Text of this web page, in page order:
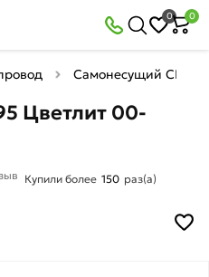
0 0
Самонесущий СИП
Цветлит 00-
Купили более 150 раз(а)